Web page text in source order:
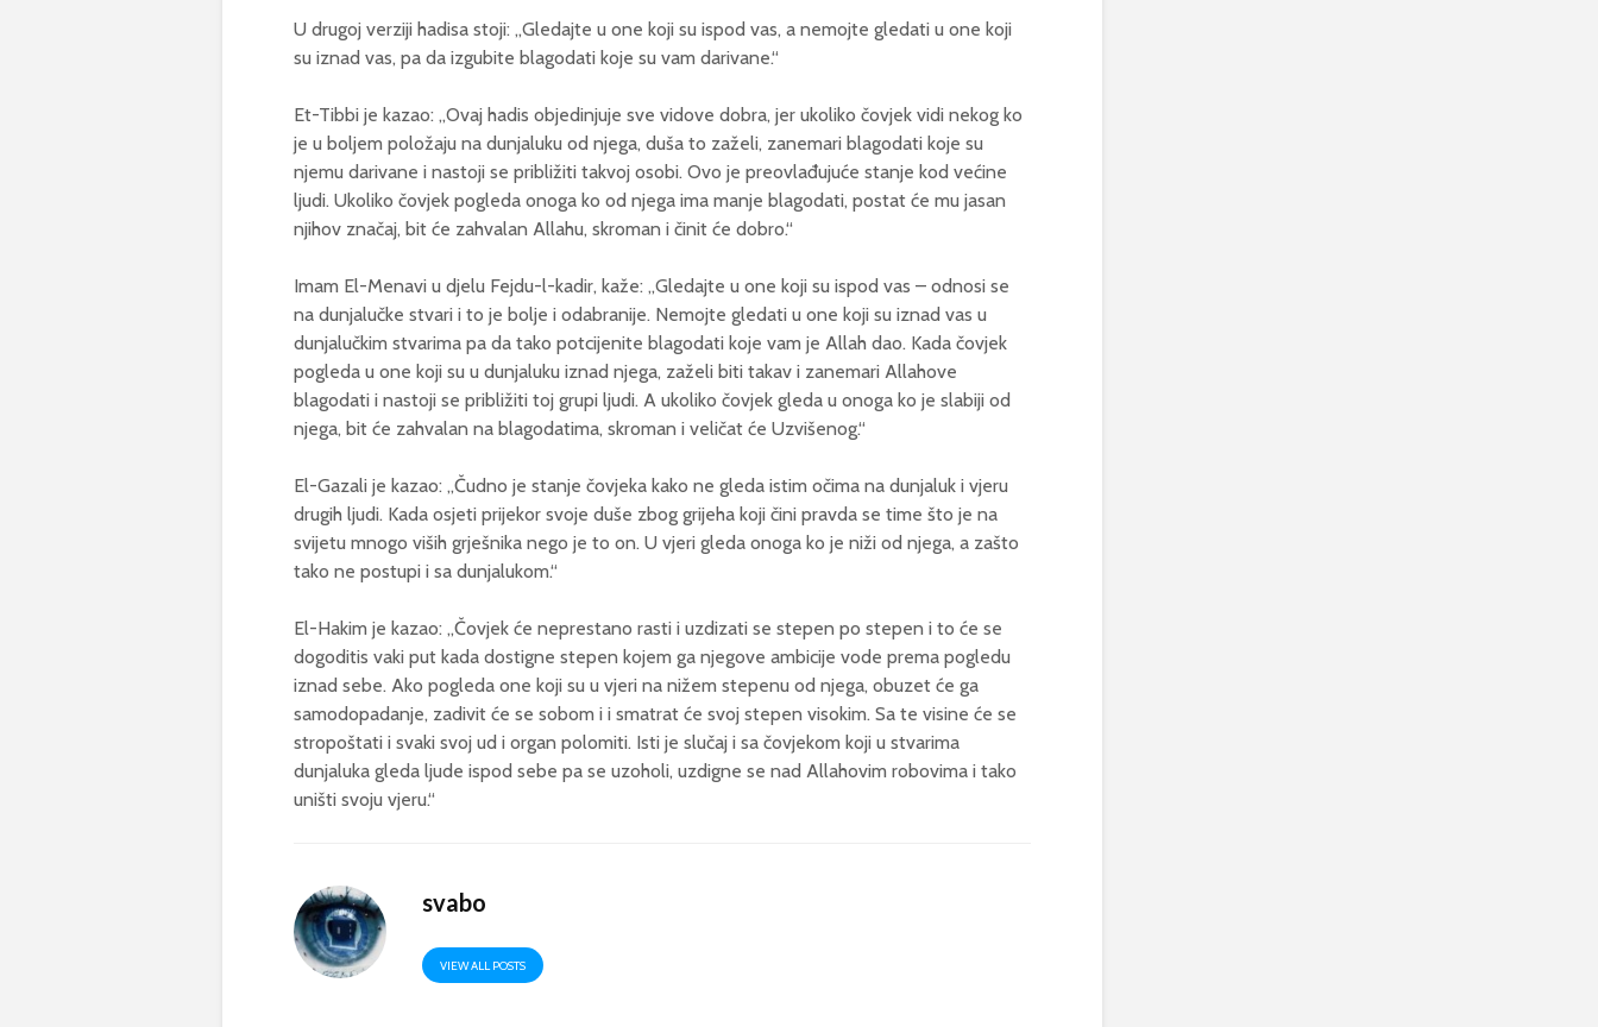
U drugoj verziji hadisa stoji: „Gledajte u one koji su ispod vas, a nemojte gledati u one koji
su iznad vas, pa da izgubite blagodati koje su vam darivane.“
Et-Tibbi je kazao: „Ovaj hadis objedinjuje sve vidove dobra, jer ukoliko čovjek vidi nekog ko
je u boljem položaju na dunjaluku od njega, duša to zaželi, zanemari blagodati koje su
njemu darivane i nastoji se približiti takvoj osobi. Ovo je preovlađujuće stanje kod većine
ljudi. Ukoliko čovjek pogleda onoga ko od njega ima manje blagodati, postat će mu jasan
njihov značaj, bit će zahvalan Allahu, skroman i činit će dobro.“
Imam El-Menavi u djelu Fejdu-l-kadir, kaže: „Gledajte u one koji su ispod vas – odnosi se
na dunjalučke stvari i to je bolje i odabranije. Nemojte gledati u one koji su iznad vas u
dunjalučkim stvarima pa da tako potcijenite blagodati koje vam je Allah dao. Kada čovjek
pogleda u one koji su u dunjaluku iznad njega, zaželi biti takav i zanemari Allahove
blagodati i nastoji se približiti toj grupi ljudi. A ukoliko čovjek gleda u onoga ko je slabiji od
njega, bit će zahvalan na blagodatima, skroman i veličat će Uzvišenog.“
El-Gazali je kazao: „Čudno je stanje čovjeka kako ne gleda istim očima na dunjaluk i vjeru
drugih ljudi. Kada osjeti prijekor svoje duše zbog grijeha koji čini pravda se time što je na
svijetu mnogo viših grješnika nego je to on. U vjeri gleda onoga ko je niži od njega, a zašto
tako ne postupi i sa dunjalukom.“
El-Hakim je kazao: „Čovjek će neprestano rasti i uzdizati se stepen po stepen i to će se
dogoditis vaki put kada dostigne stepen kojem ga njegove ambicije vode prema pogledu
iznad sebe. Ako pogleda one koji su u vjeri na nižem stepenu od njega, obuzet će ga
samodopadanje, zadivit će se sobom i i smatrat će svoj stepen visokim. Sa te visine će se
stropoštati i svaki svoj ud i organ polomiti. Isti je slučaj i sa čovjekom koji u stvarima
dunjaluka gleda ljude ispod sebe pa se uzoholi, uzdigne se nad Allahovim robovima i tako
uništi svoju vjeru.“
svabo
VIEW ALL POSTS